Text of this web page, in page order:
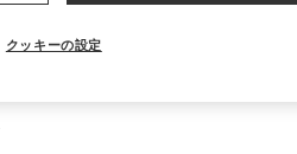
クッキーの設定